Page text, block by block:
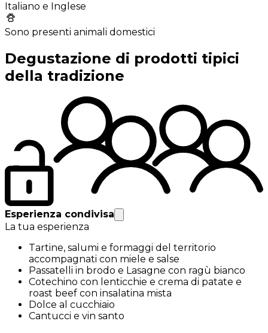
Italiano e Inglese
Sono presenti animali domestici
Degustazione di prodotti tipici
della tradizione
Esperienza condivisa
La tua esperienza
Tartine, salumi e formaggi del territorio
accompagnati con miele e salse
Passatelli in brodo e Lasagne con ragù bianco
Cotechino con lenticchie e crema di patate e
roast beef con insalatina mista
Dolce al cucchiaio
Cantucci e vin santo